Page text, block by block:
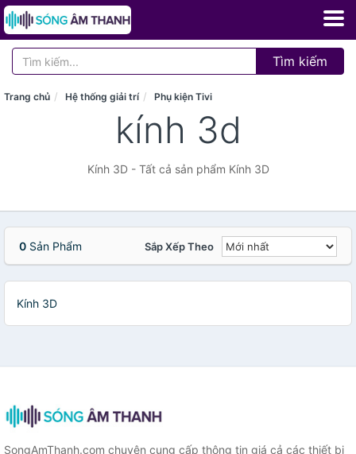
Tìm kiếm
Trang chủ Hệ thống giải trí Phụ kiện Tivi
kính 3d
Kính 3D - Tất cả sản phẩm Kính 3D
0 Sản Phẩm Sắp Xếp Theo
Kính 3D
SongAmThanh.com chuyên cung cấp thông tin giá cả các thiết bị